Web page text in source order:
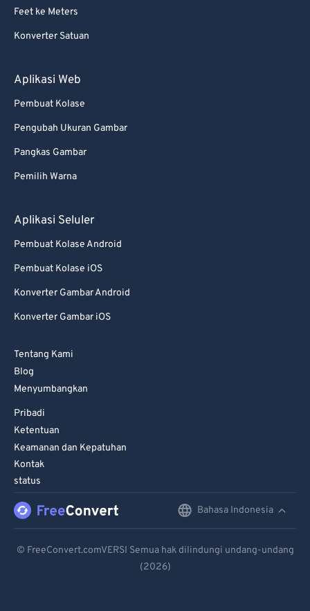
Feet ke Meters
Konverter Satuan
Aplikasi Web
Pembuat Kolase
Pengubah Ukuran Gambar
Pangkas Gambar
Pemilih Warna
Aplikasi Seluler
Pembuat Kolase Android
Pembuat Kolase iOS
Konverter Gambar Android
Konverter Gambar iOS
Tentang Kami
Blog
Menyumbangkan
Pribadi
Ketentuan
Keamanan dan Kepatuhan
Kontak
status
Bahasa Indonesia
Español
© FreeConvert.comVERSI Semua hak dilindungi undang-undang
(2026)